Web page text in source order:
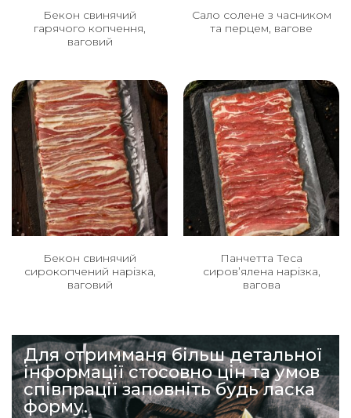
Бекон свинячий
гарячого копчення,
ваговий
Сало солене з часником
та перцем, вагове
Бекон свинячий
сирокопчений нарізка,
ваговий
Панчетта Теса
сиров’ялена нарізка,
вагова
Для отримманя більш детальної
інформації стосовно цін та умов
співпрації заповніть будь ласка
форму.